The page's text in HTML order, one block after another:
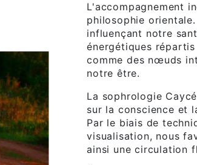
L'accompagnement
philosophie
influençant notre
énergétiques
comme des nœuds
notre être.
La sophrologie
sur la conscience et
Par le biais de
visualisation, nous
ainsi une circulation